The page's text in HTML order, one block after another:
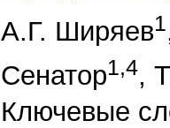
А.Г. Ширяев1
Сенатор1,4,
Ключевые